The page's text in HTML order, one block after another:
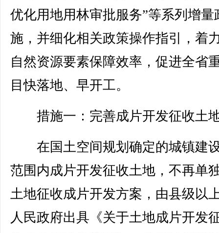
优化用地用林审批服务”等系列增量
施，并细化相关政策操作指引，着
自然资源要素保障效率，促进全省
目快落地、早开工。
措施一：完善成片开发征收土
在国土空间规划确定的城镇建
范围内成片开发征收土地，不再单
土地征收成片开发方案，由县级以
人民政府出具《关于土地成片开发